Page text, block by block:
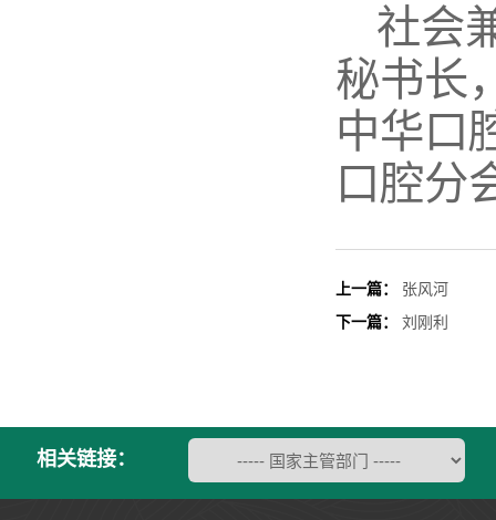
社会
秘书长
中华口
口腔分
上一篇：
张风河
下一篇：
刘刚利
相关链接：